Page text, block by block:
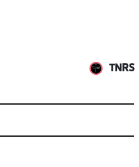
TNRS